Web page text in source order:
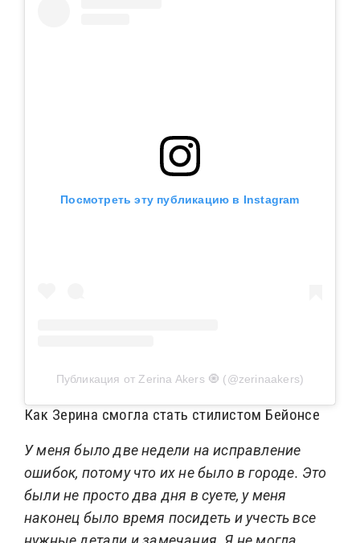
Посмотреть эту публикацию в Instagram
Публикация от Zerina Akers 🧿 (@zerinaakers)
Как Зерина смогла стать стилистом Бейонсе
У меня было две недели на исправление
ошибок, потому что их не было в городе. Это
были не просто два дня в суете, у меня
наконец было время посидеть и учесть все